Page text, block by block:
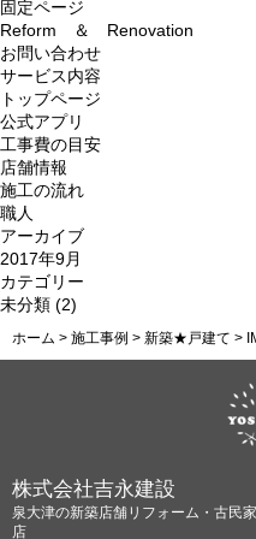
固定ページ
Reform ＆ Renovation
お問い合わせ
サービス内容
トップページ
公式アプリ
工事費の目安
店舗情報
施工の流れ
職人
アーカイブ
2017年9月
カテゴリー
未分類 (2)
ホーム > 施工事例 > 新築★戸建て >
株式会社吉永建設
泉大津の新築店舗リフォーム・古民
店